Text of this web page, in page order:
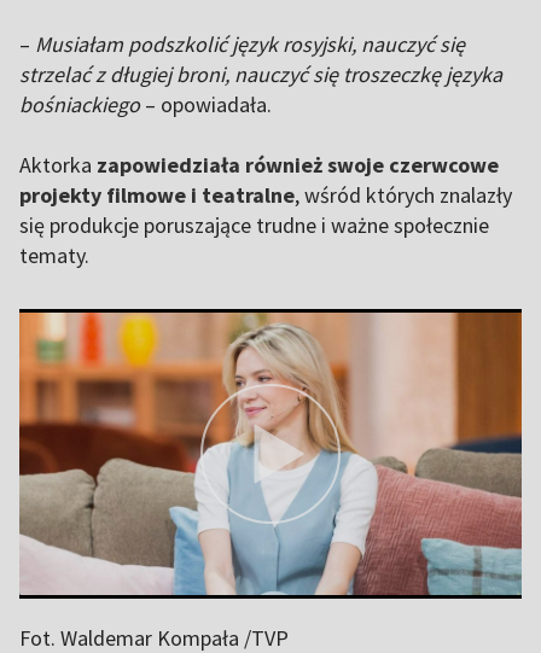
– Musiałam podszkolić język rosyjski, nauczyć się
strzelać z długiej broni, nauczyć się troszeczkę języka
bośniackiego– opowiadała.
Aktorka zapowiedziała również swoje czerwcowe
projekty filmowe i teatralne, wśród których znalazły
się produkcje poruszające trudne i ważne społecznie
tematy.
Fot. Waldemar Kompała /TVP